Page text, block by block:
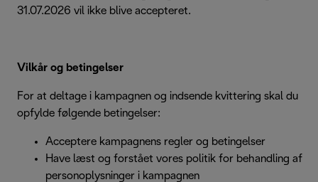
31.07.2026 vil ikke blive accepteret.
Vilkår og betingelser
For at deltage i kampagnen og indsende kvittering skal du
opfylde følgende betingelser:
Acceptere kampagnens regler og betingelser
Have læst og forstået vores politik for behandling af
personoplysninger i kampagnen